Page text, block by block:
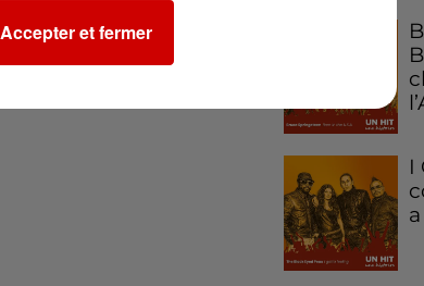
I
Accepter et fermer